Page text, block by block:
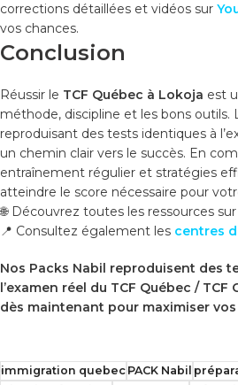
corrections détaillées et vidéos sur
vos chances.
Conclusion
Réussir le TCF Québec à Lokoja est
méthode, discipline et les bons outils.
reproduisant des tests identiques à
un chemin clair vers le succès. En
entraînement régulier et stratégies
atteindre le score nécessaire pour
🌐 Découvrez toutes les ressources sur
📍 Consultez également les centres
Nos Packs Nabil reproduisent des
l’examen réel du TCF Québec /
dès maintenant pour maximiser
immigration quebecPACK Nabil